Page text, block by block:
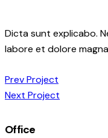
Dicta sunt explicabo.
labore et dolore
Post
Prev Project
Next Project
Office